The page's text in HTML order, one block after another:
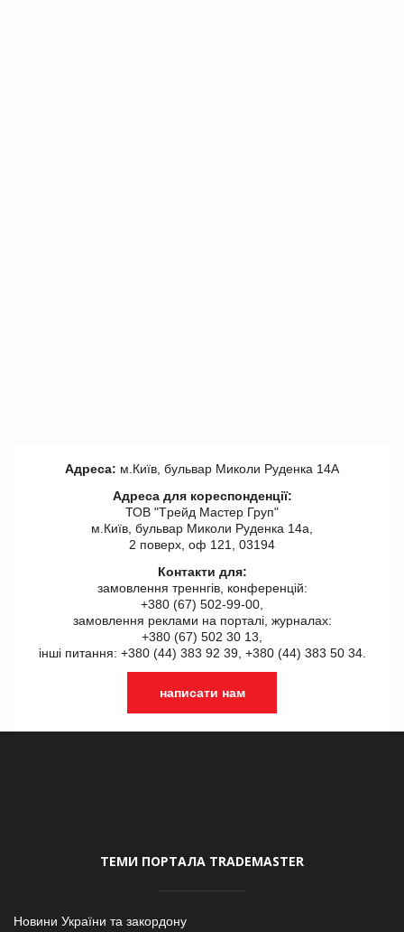
Адреса: м.Київ, бульвар Миколи Руденка 14А
Адреса для кореспонденції:
ТОВ "Tрейд Мастер Груп"
м.Київ, бульвар Миколи Руденка 14а,
2 поверх, оф 121, 03194
Контакти для:
замовлення треннгів, конференцій:
+380 (67) 502-99-00,
замовлення реклами на порталі, журналах:
+380 (67) 502 30 13,
інші питання: +380 (44) 383 92 39, +380 (44) 383 50 34.
написати нам
ТЕМИ ПОРТАЛА TRADEMASTER
Новини України та закордону